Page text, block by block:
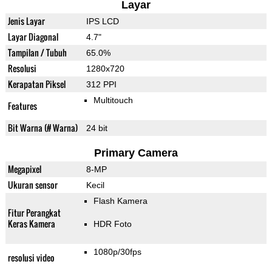
Layar
Jenis Layar IPS LCD
Layar Diagonal 4.7"
Tampilan / Tubuh 65.0%
Resolusi 1280x720
Kerapatan Piksel 312 PPI
Features Multitouch
Bit Warna (# Warna) 24 bit
Primary Camera
Megapixel 8-MP
Ukuran sensor Kecil
Fitur Perangkat
Keras Kamera
Flash Kamera
HDR Foto
resolusi video 1080p/30fps